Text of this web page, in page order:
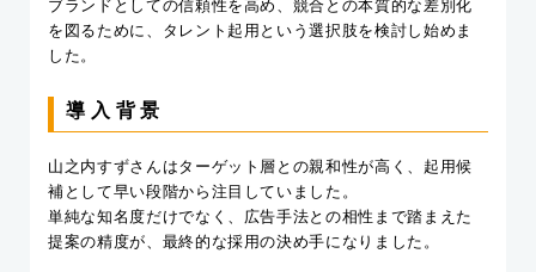
ブランドとしての信頼性を高め、競合との本質的な差別化
を図るために、タレント起用という選択肢を検討し始めま
した。
導入背景
山之内すずさんはターゲット層との親和性が高く、起用候
補として早い段階から注目していました。
単純な知名度だけでなく、広告手法との相性まで踏まえた
提案の精度が、最終的な採用の決め手になりました。